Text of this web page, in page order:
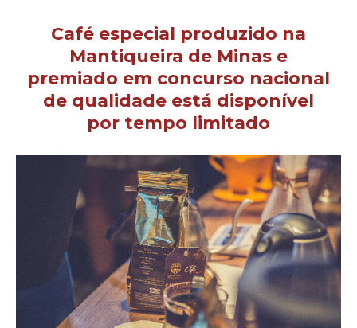
Café especial produzido na
Mantiqueira de Minas e
premiado em concurso nacional
de qualidade está disponível
por tempo limitado